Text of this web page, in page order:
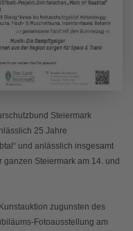
Steiermark
25 Jahre
und anlässlich insgesamt
Steiermark am 14. und
zugunsten des
Fotoausstellung am